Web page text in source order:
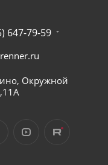
647-79-59
Окружной